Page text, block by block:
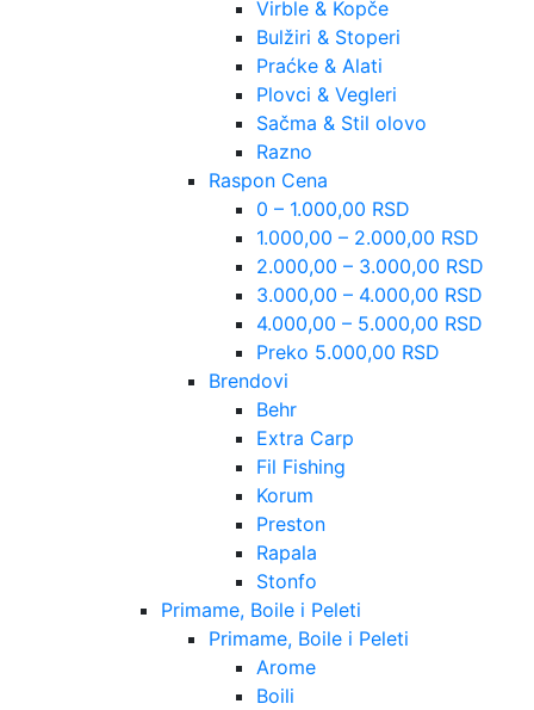
Virble & Kopče
Bulžiri & Stoperi
Praćke & Alati
Plovci & Vegleri
Sačma & Stil olovo
Razno
Raspon Cena
0 – 1.000,00 RSD
1.000,00 – 2.000,00 RSD
2.000,00 – 3.000,00 RSD
3.000,00 – 4.000,00 RSD
4.000,00 – 5.000,00 RSD
Preko 5.000,00 RSD
Brendovi
Behr
Extra Carp
Fil Fishing
Korum
Preston
Rapala
Stonfo
Primame, Boile i Peleti
Primame, Boile i Peleti
Arome
Boili